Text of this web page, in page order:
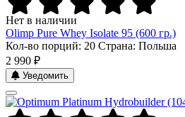
Нет в наличии
Olimp Pure Whey Isolate 95 (600 гр.)
Кол-во порций: 20 Страна: Польша
2 990 ₽
Уведомить